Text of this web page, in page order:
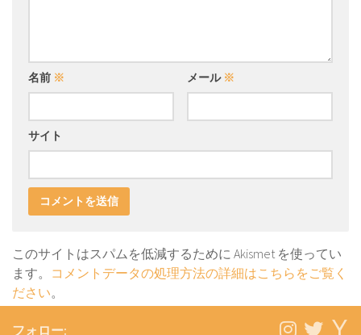
名前 ※ メール ※
サイト
このサイトはスパムを低減するために Akismet を使ってい
ます。 コメントデータの処理方法の詳細はこちらをご覧く
ださい。
フォロー: